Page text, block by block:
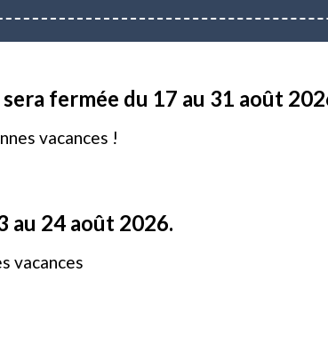
fermée du 17 au 31 août
vacances !
au 24 août 2026.
vacances